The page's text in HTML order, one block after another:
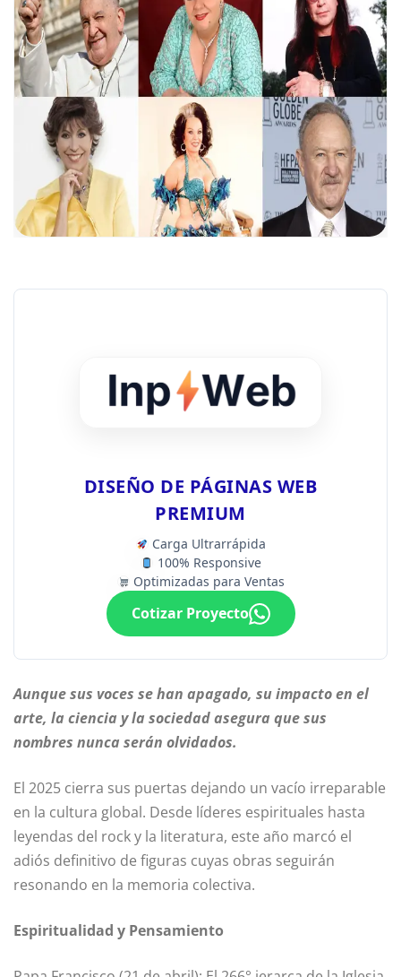
DISEÑO DE PÁGINAS WEB
PREMIUM
Carga Ultrarrápida
100% Responsive
Optimizadas para Ventas
Cotizar Proyecto
Aunque sus voces se han apagado, su impacto en el
arte, la ciencia y la sociedad asegura que sus
nombres nunca serán olvidados.
El 2025 cierra sus puertas dejando un vacío irreparable
en la cultura global. Desde líderes espirituales hasta
leyendas del rock y la literatura, este año marcó el
adiós definitivo de figuras cuyas obras seguirán
resonando en la memoria colectiva.
Espiritualidad y Pensamiento